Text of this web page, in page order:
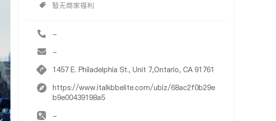
暂无商家福利
-
-
1457 E. Philadelphia St., Unit 7,Ontario, CA 91761
https://www.italkbbelite.com/ubiz/68ac2f0b29e
b9e00439198a5
-